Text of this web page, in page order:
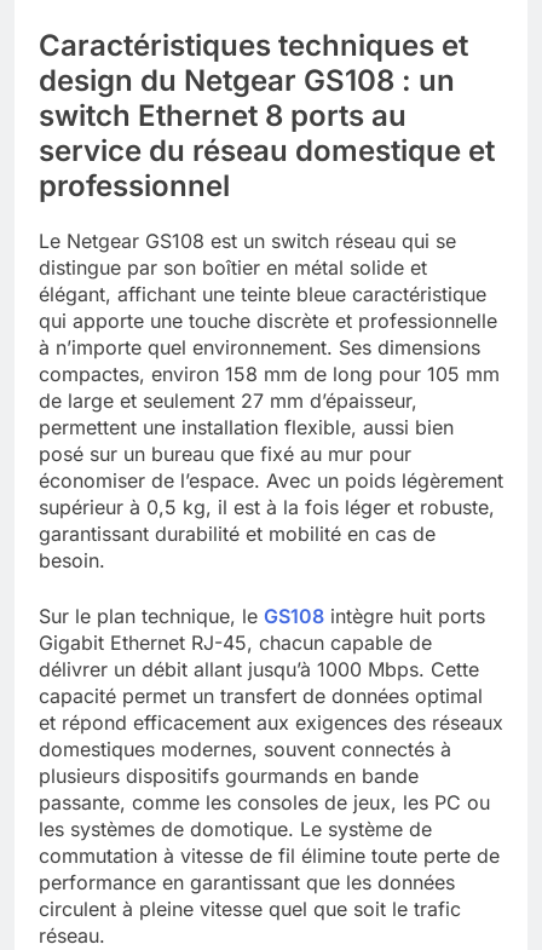
Caractéristiques techniques et
design du Netgear GS108 : un
switch Ethernet 8 ports au
service du réseau domestique et
professionnel
Le Netgear GS108 est un switch réseau qui se
distingue par son boîtier en métal solide et
élégant, affichant une teinte bleue caractéristique
qui apporte une touche discrète et professionnelle
à n’importe quel environnement. Ses dimensions
compactes, environ 158 mm de long pour 105 mm
de large et seulement 27 mm d’épaisseur,
permettent une installation flexible, aussi bien
posé sur un bureau que fixé au mur pour
économiser de l’espace. Avec un poids légèrement
supérieur à 0,5 kg, il est à la fois léger et robuste,
garantissant durabilité et mobilité en cas de
besoin.
Sur le plan technique, le GS108 intègre huit ports
Gigabit Ethernet RJ-45, chacun capable de
délivrer un débit allant jusqu’à 1000 Mbps. Cette
capacité permet un transfert de données optimal
et répond efficacement aux exigences des réseaux
domestiques modernes, souvent connectés à
plusieurs dispositifs gourmands en bande
passante, comme les consoles de jeux, les PC ou
les systèmes de domotique. Le système de
commutation à vitesse de fil élimine toute perte de
performance en garantissant que les données
circulent à pleine vitesse quel que soit le trafic
réseau.